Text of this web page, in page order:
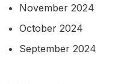
November 2024
October 2024
September 2024